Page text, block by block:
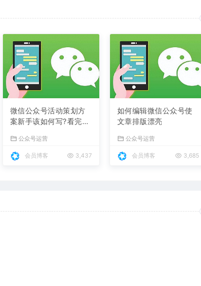
微信公众号活动策划方
案新手该如何写?看完你
公众号运营
会员博客 3,437
如何编辑微信公众号使
文章排版漂亮
公众号运营
会员博客 3,685